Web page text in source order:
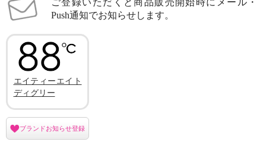
Push通知でお知らせします。
エイティーエイト
ディグリー
ブランドお知らせ登録